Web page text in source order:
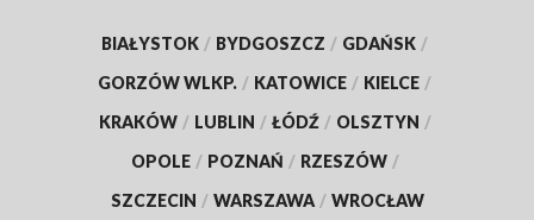
BIAŁYSTOK / BYDGOSZCZ / GDAŃSK /
GORZÓW WLKP. / KATOWICE / KIELCE /
KRAKÓW / LUBLIN / ŁÓDŹ / OLSZTYN /
OPOLE / POZNAŃ / RZESZÓW /
SZCZECIN / WARSZAWA / WROCŁAW